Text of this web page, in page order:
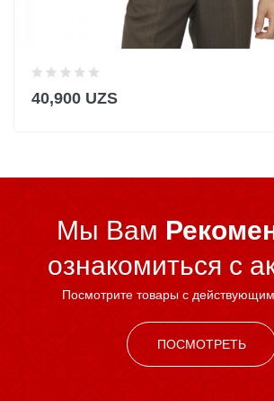
40,900 UZS
Мы Вам
ознакомиться c
Посмотрите товары с
ПОСМОТРЕТЬ